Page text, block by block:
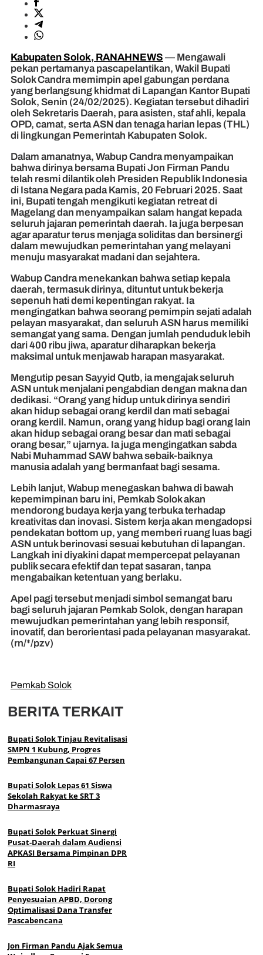
Kabupaten Solok, RANAHNEWS — Mengawali
pekan pertamanya pascapelantikan, Wakil Bupati
Solok Candra memimpin apel gabungan perdana
yang berlangsung khidmat di Lapangan Kantor Bupati
Solok, Senin (24/02/2025). Kegiatan tersebut dihadiri
oleh Sekretaris Daerah, para asisten, staf ahli, kepala
OPD, camat, serta ASN dan tenaga harian lepas (THL)
di lingkungan Pemerintah Kabupaten Solok.
Dalam amanatnya, Wabup Candra menyampaikan
bahwa dirinya bersama Bupati Jon Firman Pandu
telah resmi dilantik oleh Presiden Republik Indonesia
di Istana Negara pada Kamis, 20 Februari 2025. Saat
ini, Bupati tengah mengikuti kegiatan retreat di
Magelang dan menyampaikan salam hangat kepada
seluruh jajaran pemerintah daerah. Ia juga berpesan
agar aparatur terus menjaga soliditas dan bersinergi
dalam mewujudkan pemerintahan yang melayani
menuju masyarakat madani dan sejahtera.
Wabup Candra menekankan bahwa setiap kepala
daerah, termasuk dirinya, dituntut untuk bekerja
sepenuh hati demi kepentingan rakyat. Ia
mengingatkan bahwa seorang pemimpin sejati adalah
pelayan masyarakat, dan seluruh ASN harus memiliki
semangat yang sama. Dengan jumlah penduduk lebih
dari 400 ribu jiwa, aparatur diharapkan bekerja
maksimal untuk menjawab harapan masyarakat.
Mengutip pesan Sayyid Qutb, ia mengajak seluruh
ASN untuk menjalani pengabdian dengan makna dan
dedikasi. “Orang yang hidup untuk dirinya sendiri
akan hidup sebagai orang kerdil dan mati sebagai
orang kerdil. Namun, orang yang hidup bagi orang lain
akan hidup sebagai orang besar dan mati sebagai
orang besar,” ujarnya. Ia juga mengingatkan sabda
Nabi Muhammad SAW bahwa sebaik-baiknya
manusia adalah yang bermanfaat bagi sesama.
Lebih lanjut, Wabup menegaskan bahwa di bawah
kepemimpinan baru ini, Pemkab Solok akan
mendorong budaya kerja yang terbuka terhadap
kreativitas dan inovasi. Sistem kerja akan mengadopsi
pendekatan bottom up, yang memberi ruang luas bagi
ASN untuk berinovasi sesuai kebutuhan di lapangan.
Langkah ini diyakini dapat mempercepat pelayanan
publik secara efektif dan tepat sasaran, tanpa
mengabaikan ketentuan yang berlaku.
Apel pagi tersebut menjadi simbol semangat baru
bagi seluruh jajaran Pemkab Solok, dengan harapan
mewujudkan pemerintahan yang lebih responsif,
inovatif, dan berorientasi pada pelayanan masyarakat.
(rn/*/pzv)
Pemkab Solok
BERITA TERKAIT
Bupati Solok Tinjau Revitalisasi
SMPN 1 Kubung, Progres
Pembangunan Capai 67 Persen
Bupati Solok Lepas 61 Siswa
Sekolah Rakyat ke SRT 3
Dharmasraya
Bupati Solok Perkuat Sinergi
Pusat-Daerah dalam Audiensi
APKASI Bersama Pimpinan DPR
RI
Bupati Solok Hadiri Rapat
Penyesuaian APBD, Dorong
Optimalisasi Dana Transfer
Pascabencana
Jon Firman Pandu Ajak Semua